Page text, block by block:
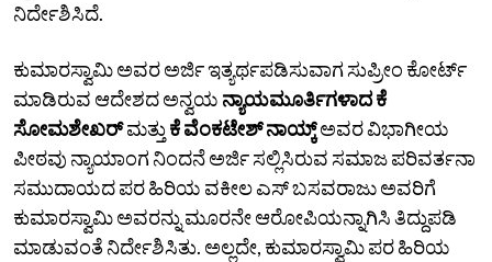
ನಿರ್ದೇಶಿಸಿದೆ.
ಕುಮಾರಸ್ವಾಮಿ ಅವರ ಅರ್ಜಿ ಇತ್ಯರ್ಥಪಡಿಸುವಾಗ ಸುಪ್ರೀಂ ಕೋರ್ಟ್‌
ಮಾಡಿರುವ ಆದೇಶದ ಅನ್ವಯ ನ್ಯಾಯಮೂರ್ತಿಗಳಾದ ಕೆ
ಸೋಮಶೇಖರ್‌ಮತ್ತು ಕೆ ವೆಂಕಟೇಶ್‌ ನಾಯ್ಕ್‌ಅವರ ವಿಭಾಗೀಯ
ಪೀಠವು ನ್ಯಾಯಾಂಗ ನಿಂದನೆ ಅರ್ಜಿ ಸಲ್ಲಿಸಿರುವ ಸಮಾಜ ಪರಿವರ್ತನಾ
ಸಮುದಾಯದ ಪರ ಹಿರಿಯ ವಕೀಲ ಎಸ್‌ ಬಸವರಾಜು ಅವರಿಗೆ
ಕುಮಾರಸ್ವಾಮಿ ಅವರನ್ನು ಮೂರನೇ ಆರೋಪಿಯನ್ನಾಗಿಸಿ ತಿದ್ದುಪಡಿ
ಮಾಡುವಂತೆ ನಿರ್ದೇಶಿಸಿತು. ಅಲ್ಲದೇ, ಕುಮಾರಸ್ವಾಮಿ ಪರ ಹಿರಿಯ